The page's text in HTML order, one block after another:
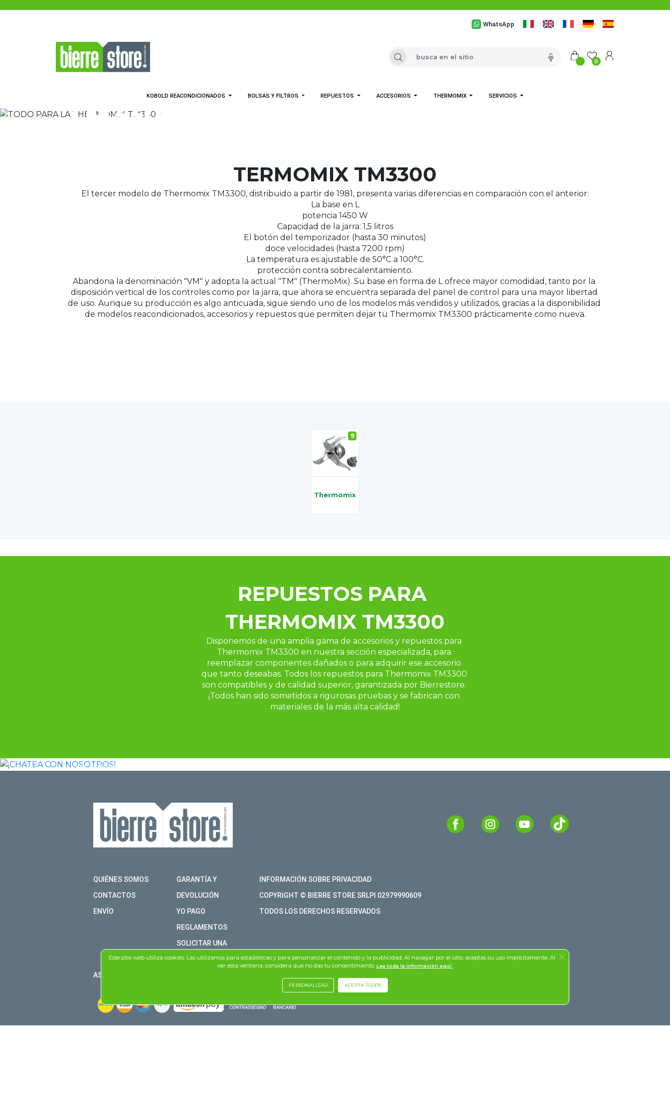
WhatsApp
0
KOBOLD REACONDICIONADOS BOLSAS Y FILTROS REPUESTOS ACCESORIOS THERMOMIX SERVICIOS
TODO PARA LA
THERMOMIX
TM3300
TERMOMIX TM3300
El tercer modelo de Thermomix TM3300, distribuido a partir de 1981, presenta varias diferencias en comparación con el anterior:
La base en L
potencia 1450 W
Capacidad de la jarra: 1,5 litros
El botón del temporizador (hasta 30 minutos)
doce velocidades (hasta 7200 rpm)
La temperatura es ajustable de 50°C a 100°C.
protección contra sobrecalentamiento.
Abandona la denominación "VM" y adopta la actual "TM" (ThermoMix). Su base en forma de L ofrece mayor comodidad, tanto por la
disposición vertical de los controles como por la jarra, que ahora se encuentra separada del panel de control para una mayor libertad
de uso. Aunque su producción es algo anticuada, sigue siendo uno de los modelos más vendidos y utilizados, gracias a la disponibilidad
de modelos reacondicionados, accesorios y repuestos que permiten dejar tu Thermomix TM3300 prácticamente como nueva.
Thermomix
9
REPUESTOS PARA
THERMOMIX TM3300
Disponemos de una amplia gama de accesorios y repuestos para
Thermomix TM3300 en nuestra sección especializada, para
reemplazar componentes dañados o para adquirir ese accesorio
que tanto deseabas. Todos los repuestos para Thermomix TM3300
son compatibles y de calidad superior, garantizada por Bierrestore.
¡Todos han sido sometidos a rigurosas pruebas y se fabrican con
materiales de la más alta calidad!
CONTÁCTANOS POR WHATSAPP PARA RECIBIR ASESORAMIENTO O PARA
CHARLAR
QUIÉNES SOMOS
CONTACTOS
ENVÍO
GARANTÍA Y
DEVOLUCIÓN
YO PAGO
REGLAMENTOS
SOLICITAR UNA
DEVOLUCIÓN
INFORMACIÓN SOBRE PRIVACIDAD
COPYRIGHT © BIERRE STORE SRLPI 02979990609
TODOS LOS DERECHOS RESERVADOS
ASISTENCIA TÉCNICA DE FOLLETO
Este sitio web utiliza cookies. Las utilizamos para estadísticas y para personalizar el contenido y la publicidad. Al navegar por el sitio, aceptas su uso implícitamente. Al
ver esta ventana, considera que no das tu consentimiento. Lea toda la información aquí.
PERSONALIZAR ACEPTA TODOS